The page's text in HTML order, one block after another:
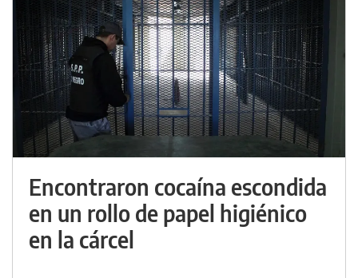
Encontraron cocaína escondida
en un rollo de papel higiénico
en la cárcel